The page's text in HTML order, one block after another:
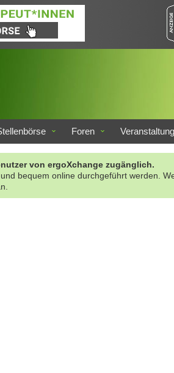
Foren
von ergoXchange zugänglich.
bequem online durchgeführt werden.